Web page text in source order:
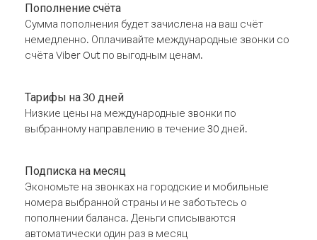
Пополнение счёта
Сумма пополнения будет зачислена на ваш счёт
немедленно. Оплачивайте международные звонки со
счёта Viber Out по выгодным ценам.
Тарифы на 30 дней
Низкие цены на международные звонки по
выбранному направлению в течение 30 дней.
Подписка на месяц
Экономьте на звонках на городские и мобильные
номера выбранной страны и не заботьтесь о
пополнении баланса. Деньги списываются
автоматически один раз в месяц